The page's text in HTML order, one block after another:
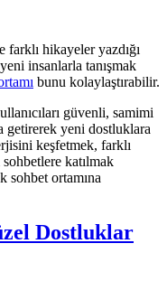
farklı hikayeler yazdığı
insanlarla tanışmak
bunu kolaylaştırabilir.
güvenli, samimi
yeni dostluklara
keşfetmek, farklı
katılmak
sohbet ortamına
Dostluklar